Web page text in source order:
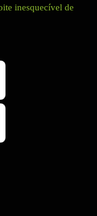
inesquecível de